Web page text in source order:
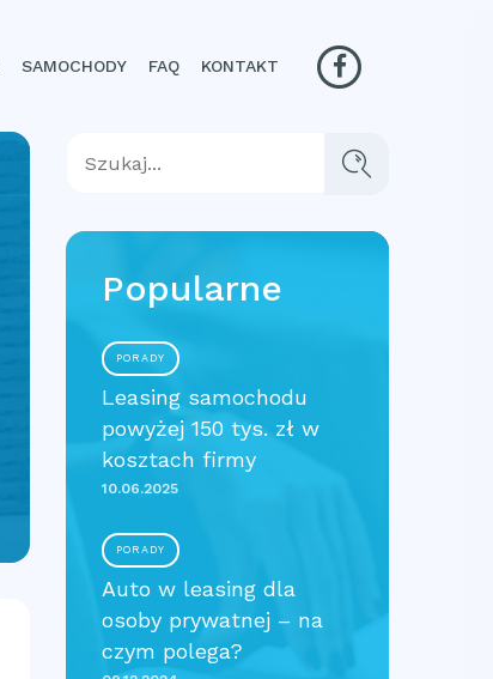
SAMOCHODY FAQ KONTAKT
Popularne
PORADY
Leasing samochodu
powyżej 150 tys. zł w
kosztach firmy
10.06.2025
PORADY
Auto w leasing dla
osoby prywatnej – na
czym polega?